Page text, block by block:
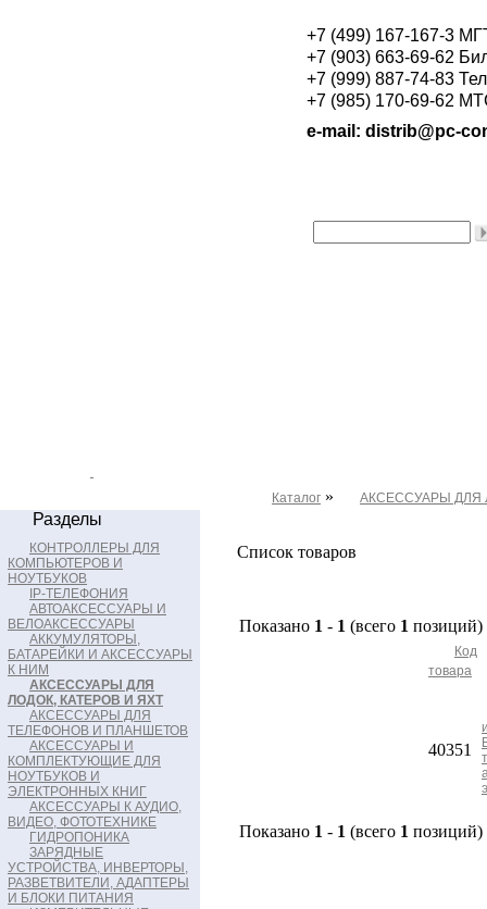
+7 (499) 167-167-3
+7 (903) 663-69-62
+7 (999) 887-74-83
+7 (985) 170-69-62
e-mail: distrib@pc-
Каталог » АКСЕССУАРЫ ДЛЯ
Разделы
КОНТРОЛЛЕРЫ ДЛЯ
КОМПЬЮТЕРОВ И
НОУТБУКОВ
IP-ТЕЛЕФОНИЯ
АВТОАКСЕССУАРЫ И
ВЕЛОАКСЕССУАРЫ
АККУМУЛЯТОРЫ,
БАТАРЕЙКИ И АКСЕССУАРЫ
К НИМ
АКСЕССУАРЫ ДЛЯ
ЛОДОК, КАТЕРОВ И ЯХТ
АКСЕССУАРЫ ДЛЯ
ТЕЛЕФОНОВ И ПЛАНШЕТОВ
АКСЕССУАРЫ И
КОМПЛЕКТУЮЩИЕ ДЛЯ
НОУТБУКОВ И
ЭЛЕКТРОННЫХ КНИГ
АКСЕССУАРЫ К АУДИО,
ВИДЕО, ФОТОТЕХНИКЕ
ГИДРОПОНИКА
ЗАРЯДНЫЕ
УСТРОЙСТВА, ИНВЕРТОРЫ,
РАЗВЕТВИТЕЛИ, АДАПТЕРЫ
И БЛОКИ ПИТАНИЯ
Список товаров
Показано 1 - 1 (всего 1 позиций)
Код
товара
40351
Показано 1 - 1 (всего 1 позиций)